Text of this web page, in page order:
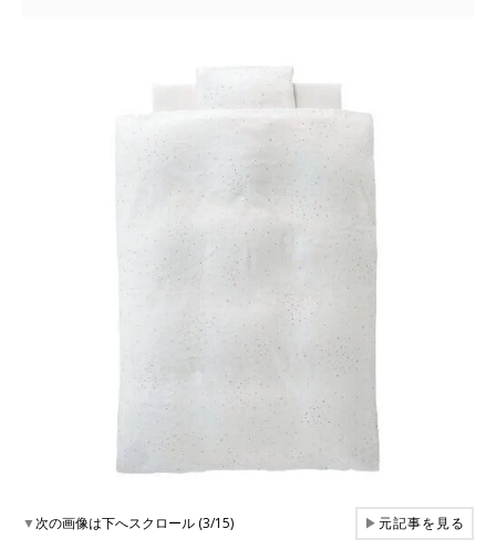
▼次の画像は下へスクロール (3/15) ▶元記事を見る